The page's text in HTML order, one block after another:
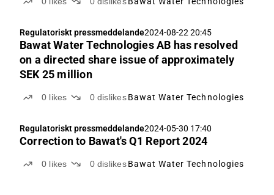
Regulatoriskt pressmeddelande2024-08-22 20:45
Bawat Water Technologies AB has resolved
on a directed share issue of approximately
SEK 25 million
0 likes 0 dislikes Bawat Water Technologies
Regulatoriskt pressmeddelande2024-05-30 17:40
Correction to Bawat's Q1 Report 2024
0 likes 0 dislikes Bawat Water Technologies